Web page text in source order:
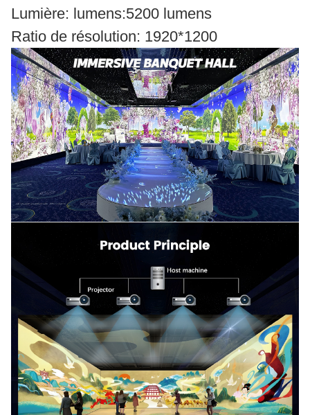
Lumière: lumens:5200 lumens
Ratio de résolution: 1920*1200